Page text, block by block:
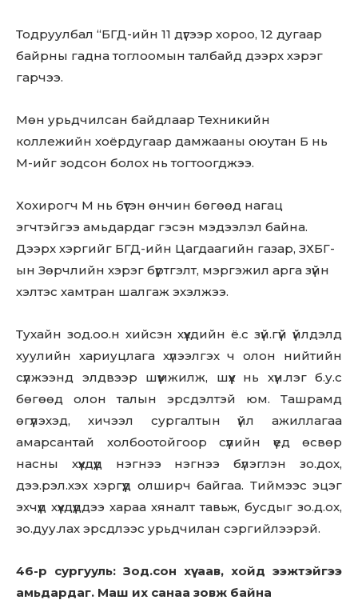
Тодруулбал “БГД-ийн 11 дүгээр хороо, 12 дугаар
байрны гадна тоглоомын талбайд дээрх хэрэг
гарчээ.
Мөн урьдчилсан байдлаар Техникийн
коллежийн хоёрдугаар дамжааны оюутан Б нь
М-ийг зодсон болох нь тогтоогджээ.
Хохирогч М нь бүтэн өнчин бөгөөд нагац
эгчтэйгээ амьдардаг гэсэн мэдээлэл байна.
Дээрх хэргийг БГД-ийн Цагдаагийн газар, ЗХБГ-
ын Зөрчлийн хэрэг бүртгэлт, мэргэжил арга зүйн
хэлтэс хамтран шалгаж эхэлжээ.
Тухайн зод.оо.н хийсэн хүүхдийн ё.с зүй.гүй үйлдэлд
хуулийн хариуцлага хүлээлгэх ч олон нийтийн
сүлжээнд элдвээр шүүмжилж, шүүх нь хүн.лэг б.у.с
бөгөөд олон талын эрсдэлтэй юм. Ташрамд
өгүүлэхэд, хичээл сургалтын үйл ажиллагаа
амарсантай холбоотойгоор сүүлийн үед өсвөр
насны хүүхдүүд нэгнээ нэгнээ бүлэглэн зо.дох,
дээ.рэл.хэх хэргүүд олширч байгаа. Тиймээс эцэг
эхчүүд хүүхдүүддээ хараа хяналт тавьж, бусдыг зо.д.ох,
зо.дуу.лах эрсдлээс урьдчилан сэргийлээрэй.
46-р сургууль: Зод.сон хүү аав, хойд ээжтэйгээ
амьдардаг. Маш их санаа зовж байна